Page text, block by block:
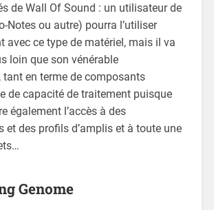
de Wall Of Sound : un utilisateur de
Notes ou autre) pourra l’utiliser
avec ce type de matériel, mais il va
loin que son vénérable
tant en terme de composants
de capacité de traitement puisque
également l’accès à des
et des profils d’amplis et à toute une
Genome